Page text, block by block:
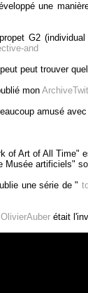
une
G2
and
peut trouver
mon
amusé
of Art of All Time"
Musée artificiels"
une série de "
OlivierAuberétait